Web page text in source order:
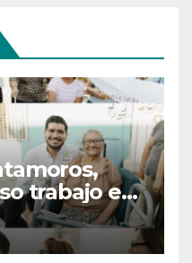
trabajo en